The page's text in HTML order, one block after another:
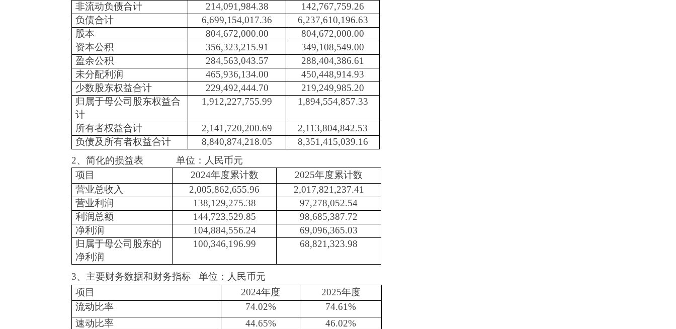
非流动负债合计
214,091,984.38
142,767,759.26
负债合计
6,699,154,017.36
6,237,610,196.63
股本
804,672,000.00
804,672,000.00
资本公积
356,323,215.91
349,108,549.00
盈余公积
284,563,043.57
288,404,386.61
未分配利润
465,936,134.00
450,448,914.93
少数股东权益合计
229,492,444.70
219,249,985.20
归属于母公司股东权益合
计
1,912,227,755.99 1,894,554,857.33
所有者权益合计 2,141,720,200.69
2,113,804,842.53
负债及所有者权益合计
8,840,874,218.05
8,351,415,039.16
2、简化的损益表 单位：人民币元
项目
2024年度累计数
2025年度累计数
营业总收入
2,005,862,655.96
2,017,821,237.41
营业利润
138,129,275.38
97,278,052.54
利润总额
144,723,529.85
98,685,387.72
净利润
104,884,556.24
69,096,365.03
归属于母公司股东的
净利润
100,346,196.99 68,821,323.98
3、主要财务数据和财务指标 单位：人民币元
项目
2024年度
2025年度
流动比率
74.02%
74.61%
速动比率
44.65%
46.02%